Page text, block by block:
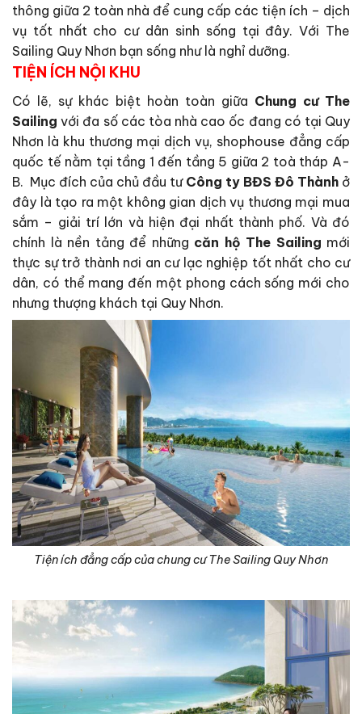
thông giữa 2 toàn nhà để cung cấp các tiện ích – dịch
vụ tốt nhất cho cư dân sinh sống tại đây. Với The
Sailing Quy Nhơn bạn sống như là nghỉ dưỡng.
TIỆN ÍCH NỘI KHU
Có lẽ, sự khác biệt hoàn toàn giữa Chung cư The
Sailing với đa số các tòa nhà cao ốc đang có tại Quy
Nhơn là khu thương mại dịch vụ, shophouse đẳng cấp
quốc tế nằm tại tầng 1 đến tầng 5 giữa 2 toà tháp A-
B. Mục đích của chủ đầu tư Công ty BĐS Đô Thành ở
đây là tạo ra một không gian dịch vụ thương mại mua
sắm – giải trí lớn và hiện đại nhất thành phố. Và đó
chính là nền tảng để những căn hộ The Sailing mới
thực sự trở thành nơi an cư lạc nghiệp tốt nhất cho cư
dân, có thể mang đến một phong cách sống mới cho
nhưng thượng khách tại Quy Nhơn.
Tiện ích đẳng cấp của chung cư The Sailing Quy Nhơn